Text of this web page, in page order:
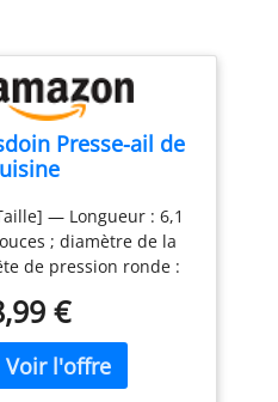
Presse-ail de
à ail,
à
UK,
presse-
robuste,
d'ail,
hachoir à ail
facile à
— Longueur : 6,1
; diamètre de la
de pression ronde :
Le presse-ail est
en alliage de
zinc, léger et résistant,
n'avez pas à vous
€